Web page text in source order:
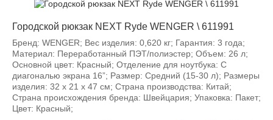
Городской рюкзак NEXT Ryde WENGER \ 611991
Бренд: WENGER; Вес изделия: 0,620 кг; Гарантия: 3 года;
Материал: Переработанный ПЭТ/полиэстер; Объем: 26 л;
Основной цвет: Красный; Отделение для ноутбука: С
диагональю экрана 16”; Размер: Средний (15-30 л); Размеры
изделия: 32 х 21 х 47 см; Страна производства: Китай;
Страна происхождения бренда: Швейцария; Упаковка: Пакет;
Цвет: Красный;
-12%